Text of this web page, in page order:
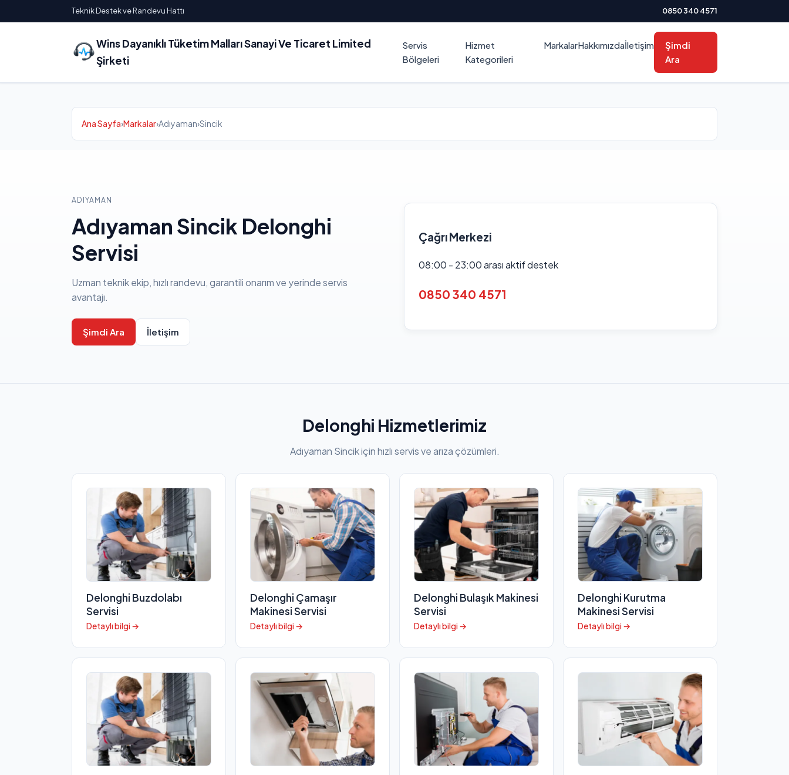
Teknik Destek ve Randevu Hattı 0850 340 4571
Wins Dayanıklı Tüketim Malları Sanayi Ve Ticaret Limited
Şirketi
Servis
Bölgeleri
Hizmet
Kategorileri
MarkalarHakkımızdaİletişim
Şimdi
Ara
Ana Sayfa›Markalar›Adıyaman›Sincik
ADIYAMAN
Adıyaman Sincik Delonghi
Servisi
Uzman teknik ekip, hızlı randevu, garantili onarım ve yerinde servis
avantajı.
Şimdi Ara İletişim
Çağrı Merkezi
08:00 - 23:00 arası aktif destek
0850 340 4571
Delonghi Hizmetlerimiz
Adıyaman Sincik için hızlı servis ve arıza çözümleri.
Delonghi Buzdolabı
Servisi
Detaylı bilgi →
Delonghi Çamaşır
Makinesi Servisi
Detaylı bilgi →
Delonghi Bulaşık Makinesi
Servisi
Detaylı bilgi →
Delonghi Kurutma
Makinesi Servisi
Detaylı bilgi →